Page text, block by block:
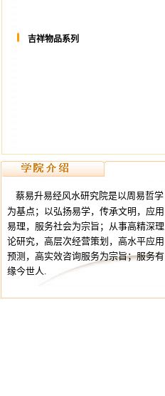
吉祥物品系列
蔡易升易经风水研究院是以周易哲学
为基点；以弘扬易学，传承文明，应用
易理，服务社会为宗旨；从事高精深理
论研究，高层次经营策划，高水平应用
预测，高实效咨询服务为宗旨；服务有
缘今世人.